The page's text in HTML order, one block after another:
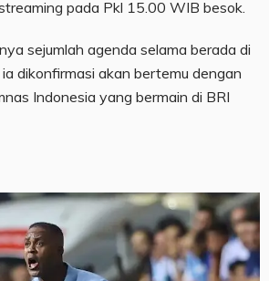
pada Pkl 15.00 WIB besok.
sejumlah agenda selama berada di
dikonfirmasi akan bertemu dengan
Indonesia yang bermain di BRI